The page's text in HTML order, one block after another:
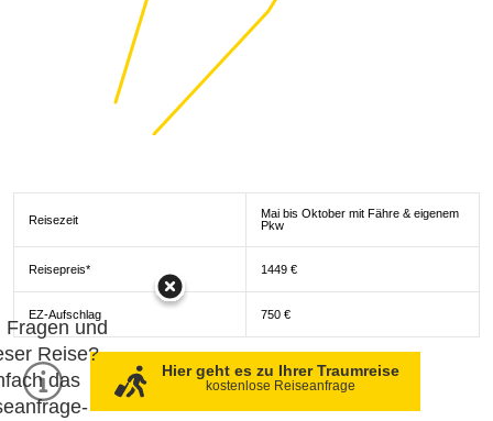
Reisezeit
Mai bis Oktober mit Fähre & eigenem
Pkw
Reisepreis* 1449 €
EZ-Aufschlag 750 €
Hier geht es zu Ihrer Traumreise
kostenlose Reiseanfrage
und
Reise?
das